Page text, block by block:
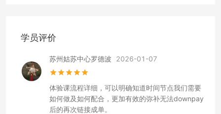
学员评价
苏州姑苏中心罗德波 2026-01-07
体验课流程详细，可以明确知道时间节点我们需要
如何做及如何配合，更加有效的弥补无法downpay
后的再次链接成单。